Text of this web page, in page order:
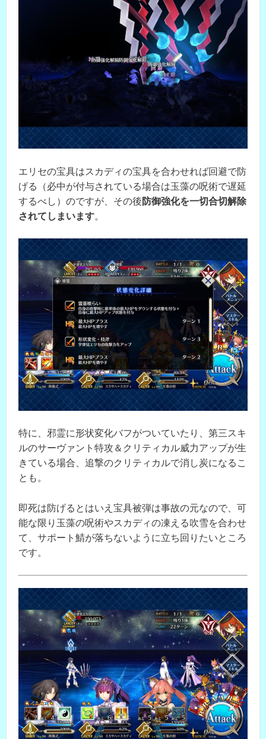
エリセの宝具はスカディの宝具を合わせれば回避で防
げる（必中が付与されている場合は玉藻の呪術で遅延
するべし）のですが、その後 防御強化を一切合切解除
されてしまいます。
特に、邪霊に形状変化バフがついていたり、第三スキ
ルのサーヴァント特攻＆クリティカル威力アップが生
きている場合、追撃のクリティカルで消し炭になるこ
とも。
即死は防げるとはいえ宝具被弾は事故の元なので、可
能な限り玉藻の呪術やスカディの凍える吹雪を合わせ
て、サポート鯖が落ちないように立ち回りたいところ
です。